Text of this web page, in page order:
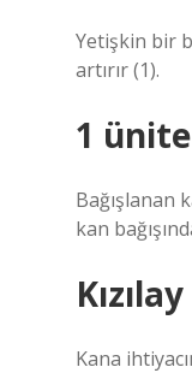
Yetişkin bir
artırır (1).
1
Bağışlanan
kan
Kana